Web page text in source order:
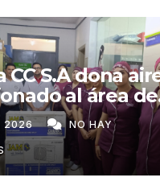
CC S.A dona
al área de
del IPS de
2026 NO HAY